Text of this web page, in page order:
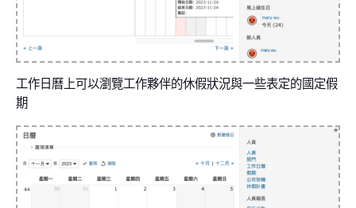
工作日曆上可以瀏覽工作夥伴的休假狀況與一些表定的國定假
期